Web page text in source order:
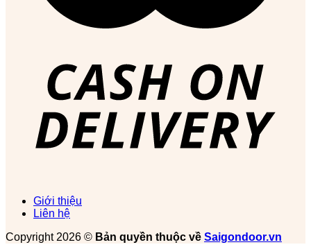
Giới thiệu
Liên hệ
Copyright 2026 © Bản quyền thuộc về Saigondoor.vn